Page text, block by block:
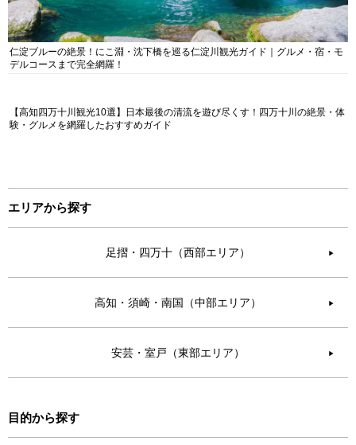
仁淀ブルーの絶景！にこ淵・沈下橋を巡る仁淀川観光ガイド｜グルメ・宿・モ
デルコースまで完全網羅！
【高知四万十川観光10選】日本最後の清流を遊び尽くす！四万十川の絶景・体
験・グルメを網羅したおすすめガイド
エリアから探す
足摺・四万十（西部エリア） ▶︎
高知・須崎・南国（中部エリア） ▶︎
安芸・室戸（東部エリア） ▶︎
目的から探す